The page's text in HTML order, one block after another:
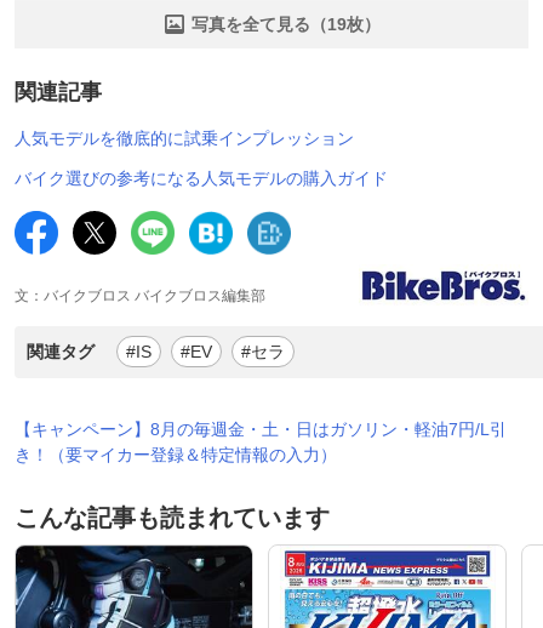
写真を全て見る（19枚）
関連記事
人気モデルを徹底的に試乗インプレッション
バイク選びの参考になる人気モデルの購入ガイド
文：バイクブロス バイクブロス編集部
関連タグ #IS #EV #セラ
【キャンペーン】8月の毎週金・土・日はガソリン・軽油7円/L引
き！（要マイカー登録＆特定情報の入力）
こんな記事も読まれています